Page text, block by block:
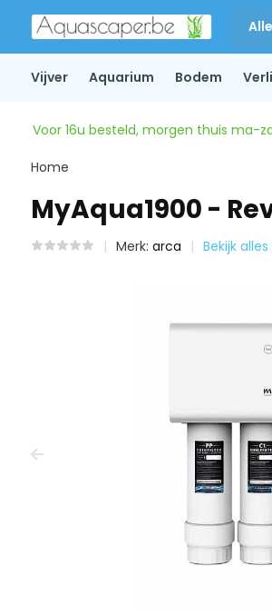
Vijver Aquarium Bodem
Voor 16u besteld, morgen thuis ma-
Home
MyAqua1900 -
Merk: arca Bekijk